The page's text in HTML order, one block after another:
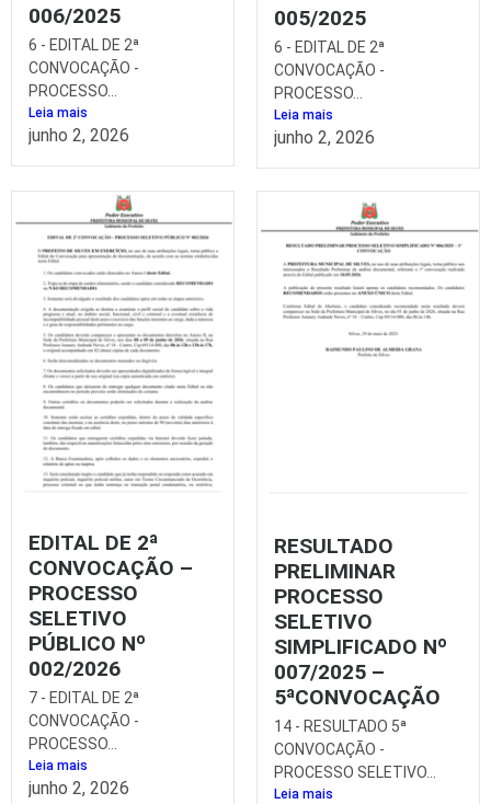
006/2025
6 - EDITAL DE 2ª
CONVOCAÇÃO -
PROCESSO...
Leia mais
junho 2, 2026
005/2025
6 - EDITAL DE 2ª
CONVOCAÇÃO -
PROCESSO...
Leia mais
junho 2, 2026
EDITAL DE 2ª
CONVOCAÇÃO –
PROCESSO
SELETIVO
PÚBLICO Nº
002/2026
7 - EDITAL DE 2ª
CONVOCAÇÃO -
PROCESSO...
Leia mais
junho 2, 2026
RESULTADO
PRELIMINAR
PROCESSO
SELETIVO
SIMPLIFICADO Nº
007/2025 –
5ªCONVOCAÇÃO
14 - RESULTADO 5ª
CONVOCAÇÃO -
PROCESSO SELETIVO...
Leia mais